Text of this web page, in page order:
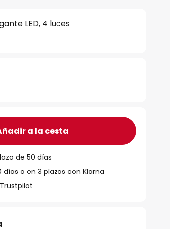
LED, 4 luces
a la cesta
de 50 días
o en 3 plazos con Klarna